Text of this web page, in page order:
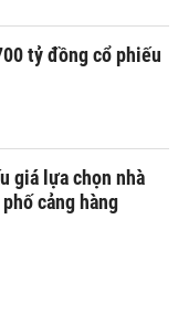
tỷ đồng cổ phiếu
giá lựa chọn nhà
cảng hàng